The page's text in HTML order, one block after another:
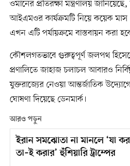
ওমানের প্রতিরক্ষা মন্ত্রণালয়
আইএমওর কার্যক্রমটি নিয়ে কয়েক
এখন এটি পর্যায়ক্রমে বাস্তবায়ন করা
কৌশলগতভাবে গুরুত্বপূর্ণ জলপথ
প্রণালিতে জাহাজ চলাচল আবারও
যুক্তরাজ্যের নেওয়া আন্তর্জাতিক
ঘোষণা দিয়েছে ডেনমার্ক।
আরও পড়ুন
ইরান সমঝোতা না মানলে ‘যা
তা–ই করার’ হুঁশিয়ারি ট্রাম্পের